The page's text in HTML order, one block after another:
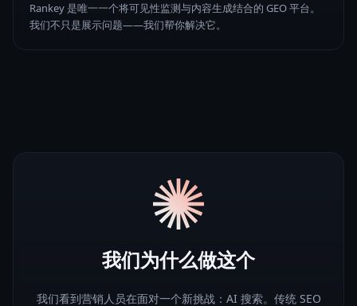
Rankey 是唯一一个将可见性监测与内容生成结合的 GEO 平台。
我们不只是展示问题——我们帮你解决它。
我们为什么做这个
我们看到营销人员在面对一个新挑战：AI 搜索。传统 SEO